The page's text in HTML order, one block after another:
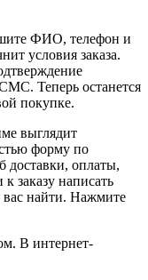
ФИО, телефон и
условия заказа.
Теперь останется
покупке.
выглядит
форму по
доставки, оплаты,
заказу написать
найти. Нажмите
В интернет-